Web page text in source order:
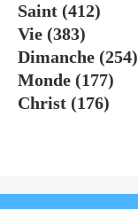
Saint (412)
Vie (383)
Dimanche (254)
Monde (177)
Christ (176)